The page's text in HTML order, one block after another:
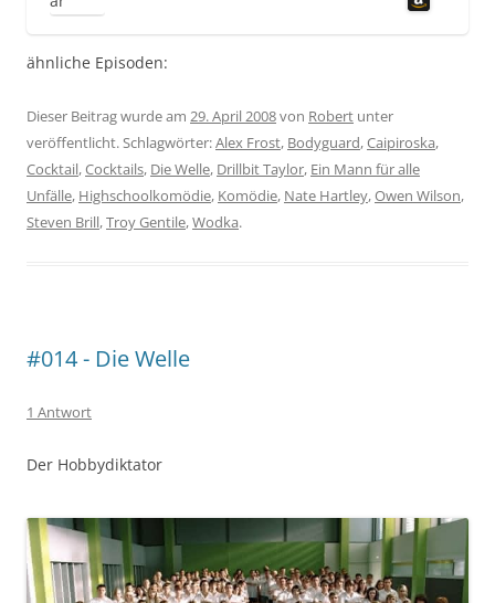
ähnliche Episoden:
Dieser Beitrag wurde am 29. April 2008von Robert unter
veröffentlicht. Schlagwörter:Alex Frost, Bodyguard,Caipiroska,
Cocktail,Cocktails, Die Welle, Drillbit Taylor, Ein Mann für alle
Unfälle, Highschoolkomödie, Komödie, Nate Hartley,Owen Wilson,
Steven Brill,Troy Gentile,Wodka.
#014 - Die Welle
1 Antwort
Der Hobbydiktator